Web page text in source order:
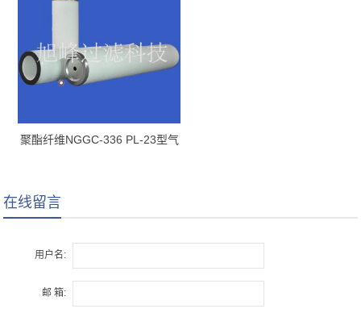
聚酯纤维NGGC-336 PL-23型气
在线留言
用户名:
邮 箱: